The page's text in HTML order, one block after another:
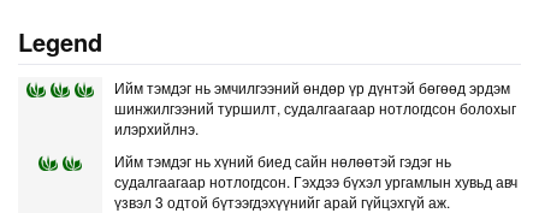
Legend
Ийм тэмдэг нь эмчилгээний өндөр үр дүнтэй бөгөөд эрдэм
шинжилгээний туршилт, судалгаагаар нотлогдсон болохыг
илэрхийлнэ.
Ийм тэмдэг нь хүний биед сайн нөлөөтэй гэдэг нь
судалгаагаар нотлогдсон. Гэхдээ бүхэл ургамлын хувьд авч
үзвэл 3 одтой бүтээгдэхүүнийг арай гүйцэхгүй аж.